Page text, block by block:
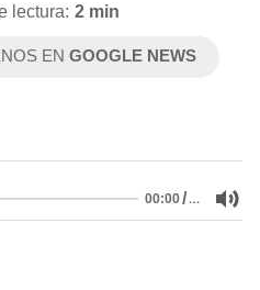
lectura: 2 min
ENGOOGLE NEWS
00:00/…